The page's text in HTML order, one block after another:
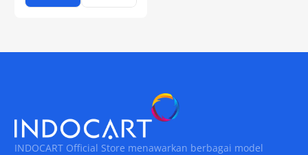
INDOCART Official Store menawarkan berbagai model